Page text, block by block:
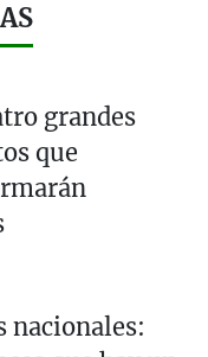
grandes
que
nacionales: